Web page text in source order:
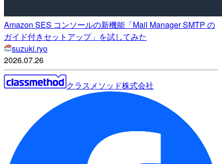
Amazon SES コンソールの新機能「Mail Manager SMTP の
ガイド付きセットアップ」を試してみた
suzuki.ryo
2026.07.26
クラスメソッド株式会社